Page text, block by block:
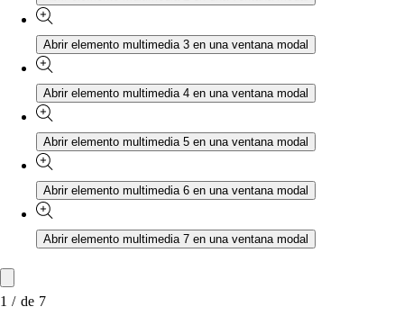
Abrir elemento multimedia 3 en una ventana modal
Abrir elemento multimedia 4 en una ventana modal
Abrir elemento multimedia 5 en una ventana modal
Abrir elemento multimedia 6 en una ventana modal
Abrir elemento multimedia 7 en una ventana modal
1 / de 7